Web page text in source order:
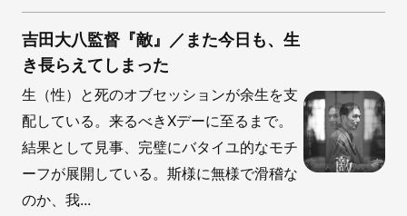
吉田大八監督『敵』／また今日も、生
き長らえてしまった
生（性）と死のオブセッションが余生を支
配している。来るべきXデーに至るまで。
結果として見事、完璧にバタイユ的なモチ
ーフが展開している。斯様に無様で滑稽な
のか、我...